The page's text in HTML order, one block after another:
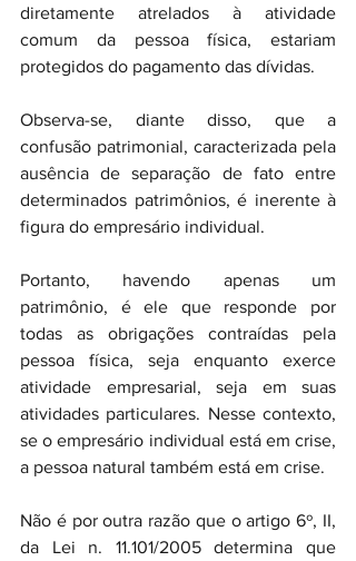
diretamente atrelados à atividade
comum da pessoa física, estariam
protegidos do pagamento das dívidas.
Observa-se, diante disso, que a
confusão patrimonial, caracterizada pela
ausência de separação de fato entre
determinados patrimônios, é inerente à
figura do empresário individual.
Portanto, havendo apenas um
patrimônio, é ele que responde por
todas as obrigações contraídas pela
pessoa física, seja enquanto exerce
atividade empresarial, seja em suas
atividades particulares. Nesse contexto,
se o empresário individual está em crise,
a pessoa natural também está em crise.
Não é por outra razão que o artigo 6º, II,
da Lei n. 11.101/2005 determina que